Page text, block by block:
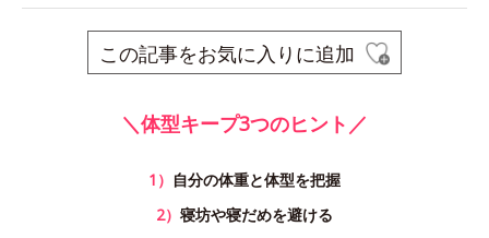
この記事をお気に入りに追加
＼体型キープ3つのヒント／
1） 自分の体重と体型を把握
2） 寝坊や寝だめを避ける